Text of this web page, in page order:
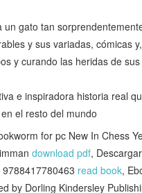
gato tan
y sus variadas, cómicas
y curando las heridas de
e inspiradora historia real
el resto del mundo
for pc New In Chess
download pdf,
9788417780463 read book,
by Dorling Kindersley